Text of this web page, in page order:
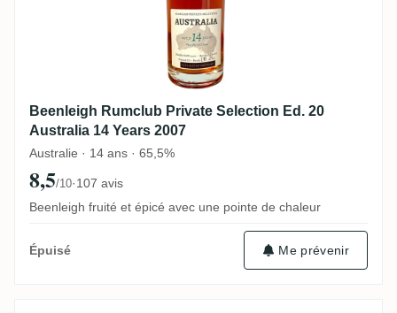
Beenleigh Rumclub Private Selection Ed. 20
Australia 14 Years 2007
Australie · 14 ans · 65,5%
8,5/10·107 avis
Beenleigh fruité et épicé avec une pointe de chaleur
Épuisé Me prévenir